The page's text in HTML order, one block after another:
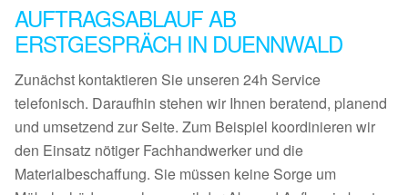
AUFTRAGSABLAUF AB
ERSTGESPRÄCH IN DUENNWALD
Zunächst kontaktieren Sie unseren 24h Service
telefonisch. Daraufhin stehen wir Ihnen beratend, planend
und umsetzend zur Seite. Zum Beispiel koordinieren wir
den Einsatz nötiger Fachhandwerker und die
Materialbeschaffung. Sie müssen keine Sorge um